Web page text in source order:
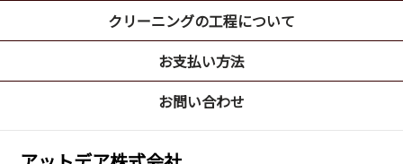
クリーニングの工程について
お支払い方法
お問い合わせ